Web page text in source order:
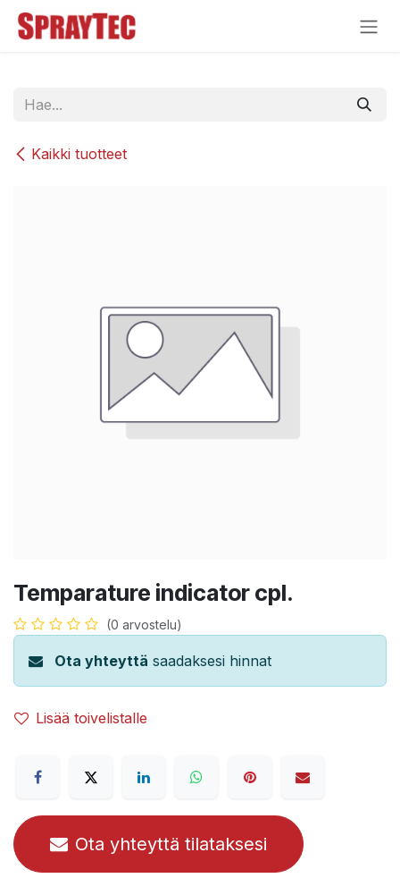
Siirry sisältöön
Kaikki tuotteet
Temparature indicator cpl.
(0 arvostelu)
Ota yhteyttä saadaksesi hinnat
Lisää toivelistalle
Ota yhteyttä tilataksesi